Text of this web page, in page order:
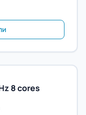
8 cores